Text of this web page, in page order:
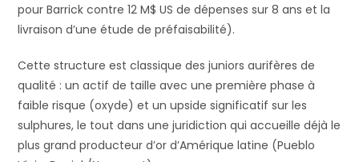
pour Barrick contre 12 M$ US de dépenses sur 8 ans et la
livraison d’une étude de préfaisabilité).
Cette structure est classique des juniors aurifères de
qualité : un actif de taille avec une première phase à
faible risque (oxyde) et un upside significatif sur les
sulphures, le tout dans une juridiction qui accueille déjà le
plus grand producteur d’or d’Amérique latine (Pueblo